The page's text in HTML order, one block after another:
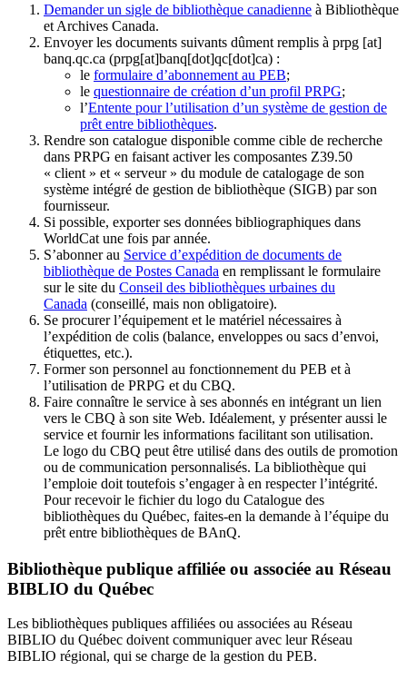
Demander un sigle de bibliothèque canadienne à Bibliothèque
et Archives Canada.
Envoyer les documents suivants dûment remplis à prpg [at]
banq.qc.ca (prpg[at]banq[dot]qc[dot]ca) :
le formulaire d’abonnement au PEB;
le questionnaire de création d’un profil PRPG;
l’Entente pour l’utilisation d’un système de gestion de
prêt entre bibliothèques.
Rendre son catalogue disponible comme cible de recherche
dans PRPG en faisant activer les composantes Z39.50
« client » et « serveur » du module de catalogage de son
système intégré de gestion de bibliothèque (SIGB) par son
fournisseur.
Si possible, exporter ses données bibliographiques dans
WorldCat une fois par année.
S’abonner au Service d’expédition de documents de
bibliothèque de Postes Canada en remplissant le formulaire
sur le site du Conseil des bibliothèques urbaines du
Canada (conseillé, mais non obligatoire).
Se procurer l’équipement et le matériel nécessaires à
l’expédition de colis (balance, enveloppes ou sacs d’envoi,
étiquettes, etc.).
Former son personnel au fonctionnement du PEB et à
l’utilisation de PRPG et du CBQ.
Faire connaître le service à ses abonnés en intégrant un lien
vers le CBQ à son site Web. Idéalement, y présenter aussi le
service et fournir les informations facilitant son utilisation.
Le logo du CBQ peut être utilisé dans des outils de promotion
ou de communication personnalisés. La bibliothèque qui
l’emploie doit toutefois s’engager à en respecter l’intégrité.
Pour recevoir le fichier du logo du Catalogue des
bibliothèques du Québec, faites-en la demande à l’équipe du
prêt entre bibliothèques de BAnQ.
Bibliothèque publique affiliée ou associée au Réseau
BIBLIO du Québec
Les bibliothèques publiques affiliées ou associées au Réseau
BIBLIO du Québec doivent communiquer avec leur Réseau
BIBLIO régional, qui se charge de la gestion du PEB.